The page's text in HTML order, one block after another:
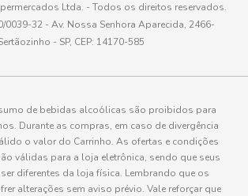
Ltda. - Todos os direitos reservados.
0039-32 - Av. Nossa Senhora Aparecida, 2466-
- SP, CEP: 14170-585
de bebidas alcoólicas são proibidos para
Durante as compras, em caso de divergência
o valor do Carrinho. As ofertas e condições
válidas para a loja eletrônica, sendo que seus
diferentes da loja física. Lembrando que os
alterações sem aviso prévio. Vale reforçar que